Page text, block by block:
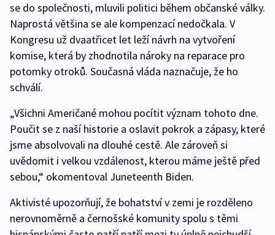
se do společnosti, mluvili politici během občanské války.
Naprostá většina se ale kompenzací nedočkala. V
Kongresu už dvaatřicet let leží návrh na vytvoření
komise, která by zhodnotila nároky na reparace pro
potomky otroků. Současná vláda naznačuje, že ho
schválí.
„Všichni Američané mohou pocítit význam tohoto dne.
Poučit se z naší historie a oslavit pokrok a zápasy, které
jsme absolvovali na dlouhé cestě. Ale zároveň si
uvědomit i velkou vzdálenost, kterou máme ještě před
sebou,“ okomentoval Juneteenth Biden.
Aktivisté upozorňují, že bohatství v zemi je rozděleno
nerovnoměrně a černošské komunity spolu s těmi